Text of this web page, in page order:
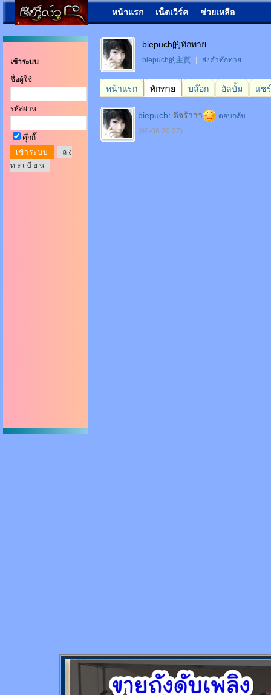
หน้าแรก เน็ตเวิร์ค ช่วยเหลือ
เข้าระบบ
ชื่อผู้ใช้
รหัสผ่าน
คุ๊กกี๊
ล ง
ท ะ เ บี ย น
biepuch的ทักทาย
biepuch的主頁 ส่งคำทักทาย
หน้าแรก ทักทาย บล๊อก อัลบั้ม แชร์
biepuch: ดีจร้าาา
ตอบกลับ
(06-08 20:37)